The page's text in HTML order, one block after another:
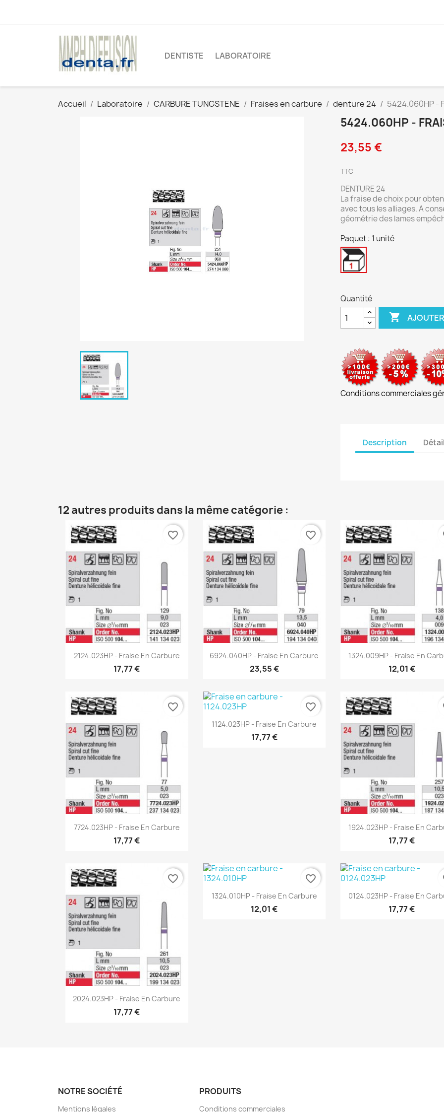
DENTISTE LABORATOIRE
Accueil Laboratoire CARBURE TUNGSTENE Fraises en carbure denture 24 5424.060HP -
5424.060HP -
23,55 €
TTC
DENTURE 24
La fraise de choix pour
avec tous les alliages. A
géométrie des lames
Paquet : 1 unité
1
Quantité

Conditions commerciales
Description
12 autres produits dans la même catégorie :
Aperçu rapide
2124.023HP - Fraise En Carbure
17,77 €
favorite_border
Aperçu rapide
6924.040HP - Fraise En Carbure
23,55 €
favorite_border
Aperçu rapide
1324.009HP - Fraise En
12,01 €
Aperçu rapide
7724.023HP - Fraise En Carbure
17,77 €
favorite_border
Aperçu rapide
1124.023HP - Fraise En Carbure
17,77 €
favorite_border
Aperçu rapide
1924.023HP - Fraise En
17,77 €
Aperçu rapide
2024.023HP - Fraise En Carbure
17,77 €
favorite_border
Aperçu rapide
1324.010HP - Fraise En Carbure
12,01 €
favorite_border
Aperçu rapide
0124.023HP - Fraise En
17,77 €
NOTRE SOCIÉTÉ
Mentions légales
PRODUITS
Conditions commerciales